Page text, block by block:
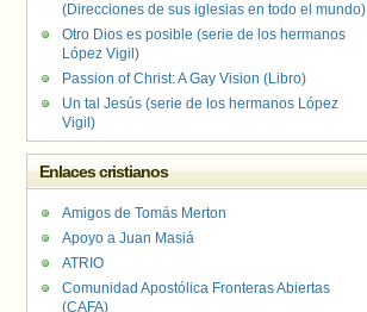
(Direcciones de sus iglesias en todo el mundo)
Otro Dios es posible (serie de los hermanos
López Vigil)
Passion of Christ: A Gay Vision (Libro)
Un tal Jesús (serie de los hermanos López
Vigil)
Enlaces cristianos
Amigos de Tomás Merton
Apoyo a Juan Masiá
ATRIO
Comunidad Apostólica Fronteras Abiertas
(CAFA)